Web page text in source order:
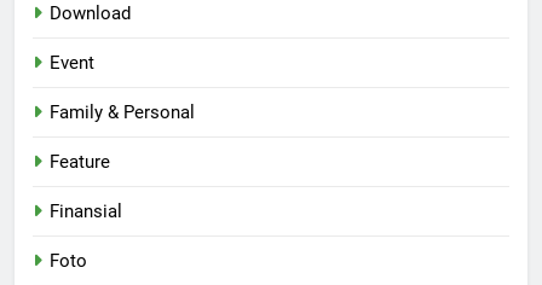
Download
Event
Family & Personal
Feature
Finansial
Foto